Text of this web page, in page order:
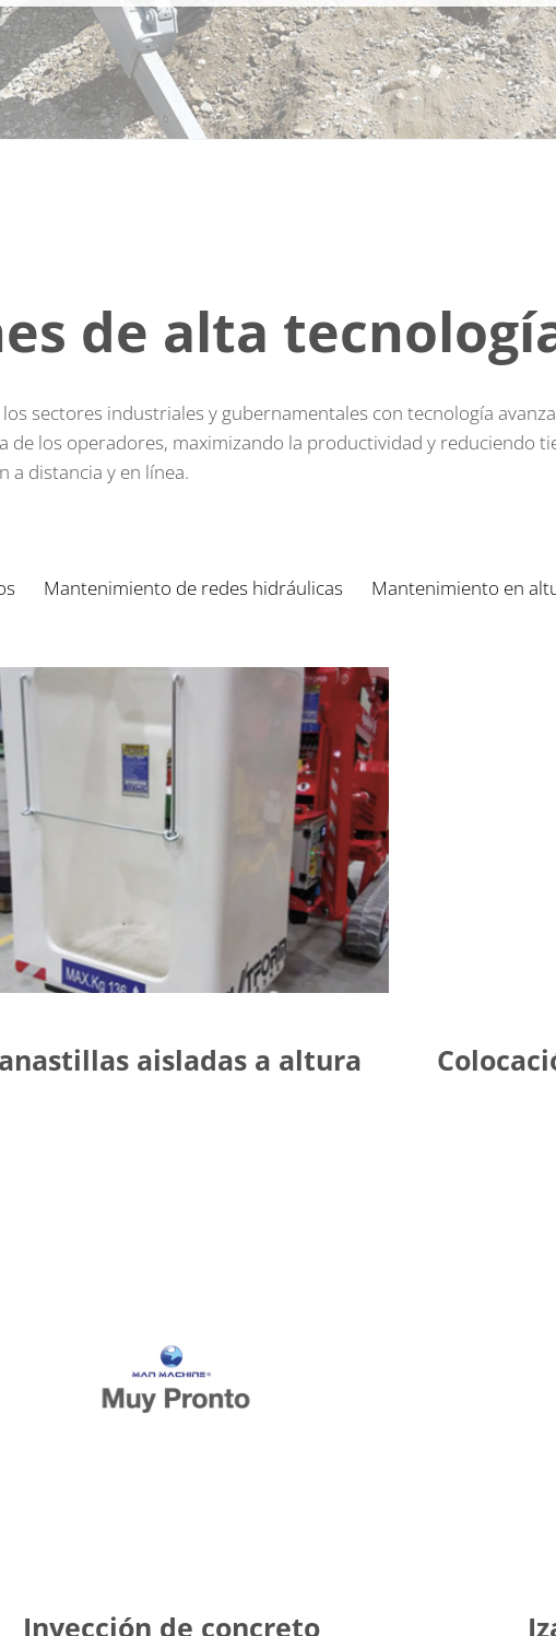
de alta
sectores industriales y gubernamentales con tecnología
de los operadores, maximizando la productividad y reduciendo
a distancia y en línea.
Mantenimiento de redes hidráulicas Mantenimiento en
aisladas a altura
Inyección de concreto